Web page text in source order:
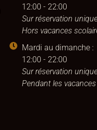
12:00 - 22:00
Sur réservation
Hors vacances
Mardi au dimanche :
12:00 - 22:00
Sur réservation
Pendant les